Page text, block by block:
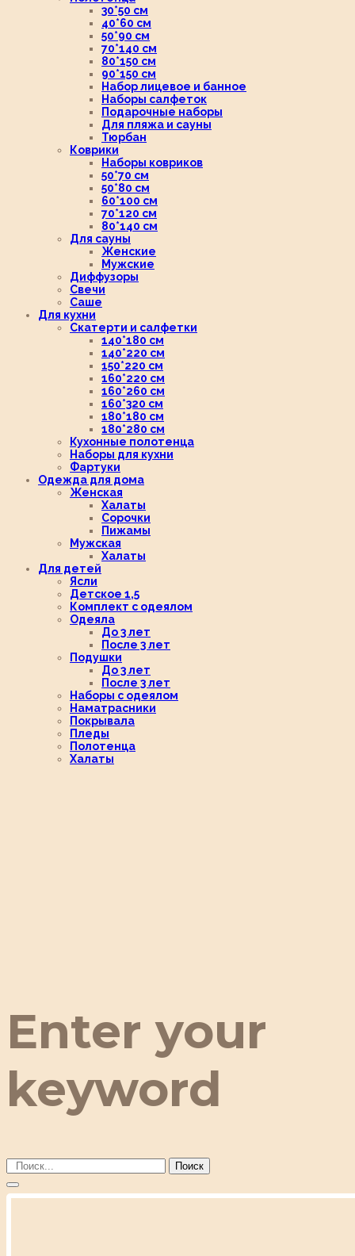
30*50 см
40*60 см
50*90 см
70*140 см
80*150 см
90*150 см
Набор лицевое и банное
Наборы салфеток
Подарочные наборы
Для пляжа и сауны
Тюрбан
Коврики
Наборы ковриков
50*70 см
50*80 см
60*100 см
70*120 см
80*140 см
Для сауны
Женские
Мужские
Диффузоры
Свечи
Саше
Для кухни
Скатерти и салфетки
140*180 см
140*220 см
150*220 см
160*220 см
160*260 см
160*320 см
180*180 см
180*280 см
Кухонные полотенца
Наборы для кухни
Фартуки
Одежда для дома
Женская
Халаты
Сорочки
Пижамы
Мужская
Халаты
Для детей
Ясли
Детское 1,5
Комплект с одеялом
Одеяла
До 3 лет
После 3 лет
Подушки
До 3 лет
После 3 лет
Наборы с одеялом
Наматрасники
Покрывала
Пледы
Полотенца
Халаты
Enter your
keyword
Поиск